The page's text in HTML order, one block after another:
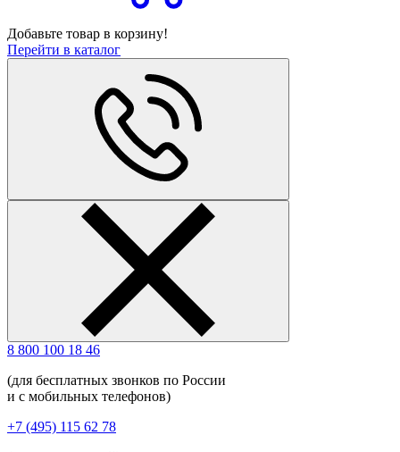
Добавьте товар в корзину!
Перейти в каталог
8 800 100 18 46
(для бесплатных звонков по России
и с мобильных телефонов)
+7 (495) 115 62 78